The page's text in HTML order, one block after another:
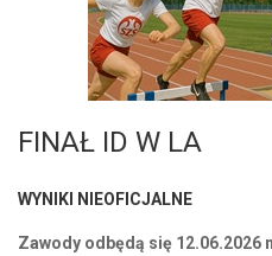
FINAŁ ID W LA
WYNIKI NIEOFICJALNE
Zawody odbędą się 12.06.2026